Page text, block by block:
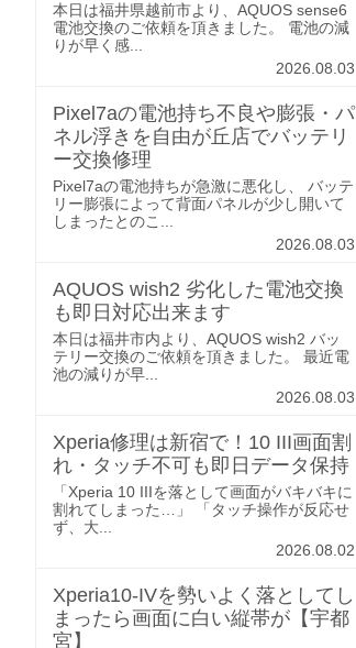
本日は福井県越前市より、AQUOS sense6
電池交換のご依頼を頂きました。 電池の減
りが早く感...
2026.08.03
Pixel7aの電池持ち不良や膨張・パ
ネル浮きを自由が丘店でバッテリ
ー交換修理
Pixel7aの電池持ちが急激に悪化し、 バッテ
リー膨張によって背面パネルが少し開いて
しまったとのこ...
2026.08.03
AQUOS wish2 劣化した電池交換
も即日対応出来ます
本日は福井市内より、AQUOS wish2 バッ
テリー交換のご依頼を頂きました。 最近電
池の減りが早...
2026.08.03
Xperia修理は新宿で！10 III画面割
れ・タッチ不可も即日データ保持
「Xperia 10 IIIを落として画面がバキバキに
割れてしまった…」 「タッチ操作が反応せ
ず、大...
2026.08.02
Xperia10-IVを勢いよく落としてし
まったら画面に白い縦帯が【宇都
宮】